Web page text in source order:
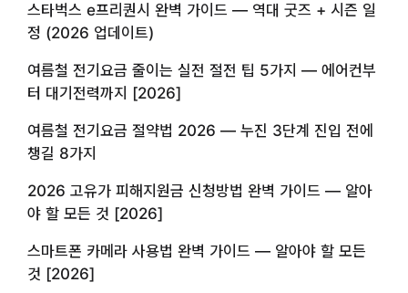
스타벅스 e프리퀀시 완벽 가이드 — 역대 굿즈 + 시즌 일
정 (2026 업데이트)
여름철 전기요금 줄이는 실전 절전 팁 5가지 — 에어컨부
터 대기전력까지 [2026]
여름철 전기요금 절약법 2026 — 누진 3단계 진입 전에
챙길 8가지
2026 고유가 피해지원금 신청방법 완벽 가이드 — 알아
야 할 모든 것 [2026]
스마트폰 카메라 사용법 완벽 가이드 — 알아야 할 모든
것 [2026]